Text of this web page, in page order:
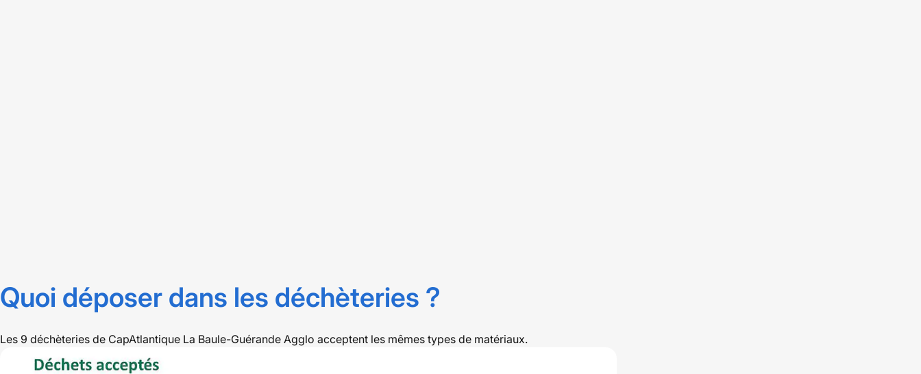
Quoi déposer dans les déchèteries ?
Les 9 déchèteries de CapAtlantique La Baule-Guérande Agglo acceptent les mêmes types de matériaux.